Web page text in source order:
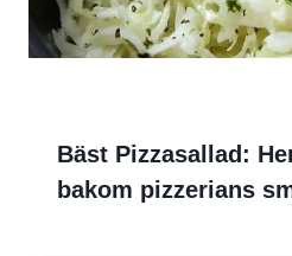
Bäst Pizzasallad:
bakom pizzerians